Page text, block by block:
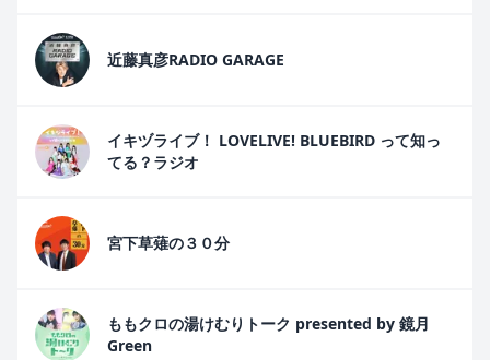
近藤真彦RADIO GARAGE
イキヅライブ！ LOVELIVE! BLUEBIRD って知っ
てる？ラジオ
宮下草薙の３０分
ももクロの湯けむりトーク presented by 鏡月
Green